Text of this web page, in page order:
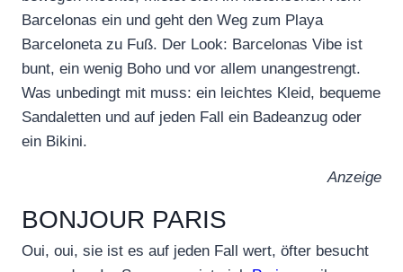
Barcelonas ein und geht den Weg zum Playa
Barceloneta zu Fuß. Der Look: Barcelonas Vibe ist
bunt, ein wenig Boho und vor allem unangestrengt.
Was unbedingt mit muss: ein leichtes Kleid, bequeme
Sandaletten und auf jeden Fall ein Badeanzug oder
ein Bikini.
Anzeige
BONJOUR PARIS
Oui, oui, sie ist es auf jeden Fall wert, öfter besucht